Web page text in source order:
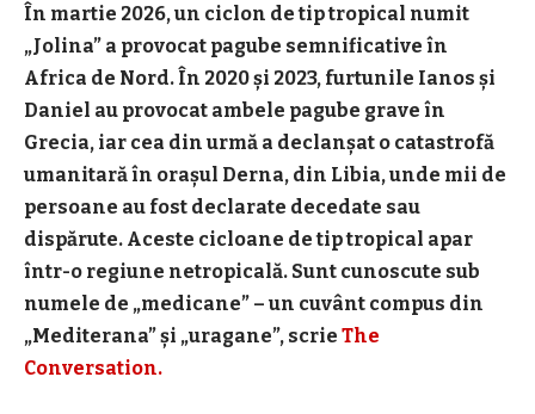
În martie 2026, un ciclon de tip tropical numit
„Jolina” a provocat pagube semnificative în
Africa de Nord. În 2020 și 2023, furtunile Ianos și
Daniel au provocat ambele pagube grave în
Grecia, iar cea din urmă a declanșat o catastrofă
umanitară în orașul Derna, din Libia, unde mii de
persoane au fost declarate decedate sau
dispărute. Aceste cicloane de tip tropical apar
într-o regiune netropicală. Sunt cunoscute sub
numele de „medicane” – un cuvânt compus din
„Mediterana” și „uragane”, scrie The
Conversation.